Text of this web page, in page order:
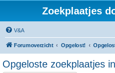
Zoekplaatjes
V&A
Forumoverzicht Opgelost!
Opgeloste zoekplaatjes